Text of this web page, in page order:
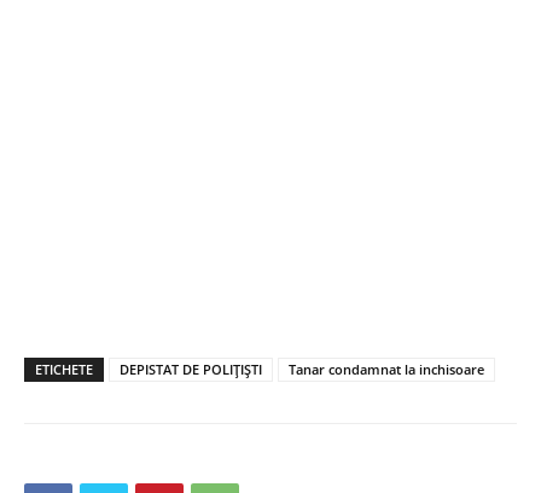
ETICHETE DEPISTAT DE POLIŢIŞTI Tanar condamnat la inchisoare